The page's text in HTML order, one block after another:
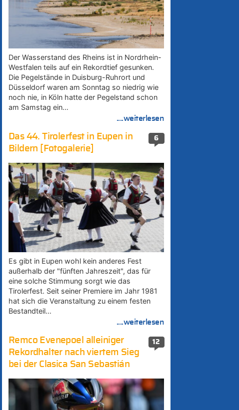
Der Wasserstand des Rheins ist in Nordrhein-
Westfalen teils auf ein Rekordtief gesunken.
Die Pegelstände in Duisburg-Ruhrort und
Düsseldorf waren am Sonntag so niedrig wie
noch nie, in Köln hatte der Pegelstand schon
am Samstag ein…
....weiterlesen
6
Das 44. Tirolerfest in Eupen in
Bildern [Fotogalerie]
Es gibt in Eupen wohl kein anderes Fest
außerhalb der "fünften Jahreszeit", das für
eine solche Stimmung sorgt wie das
Tirolerfest. Seit seiner Premiere im Jahr 1981
hat sich die Veranstaltung zu einem festen
Bestandteil…
....weiterlesen
12
Remco Evenepoel alleiniger
Rekordhalter nach viertem Sieg
bei der Clasica San Sebastián